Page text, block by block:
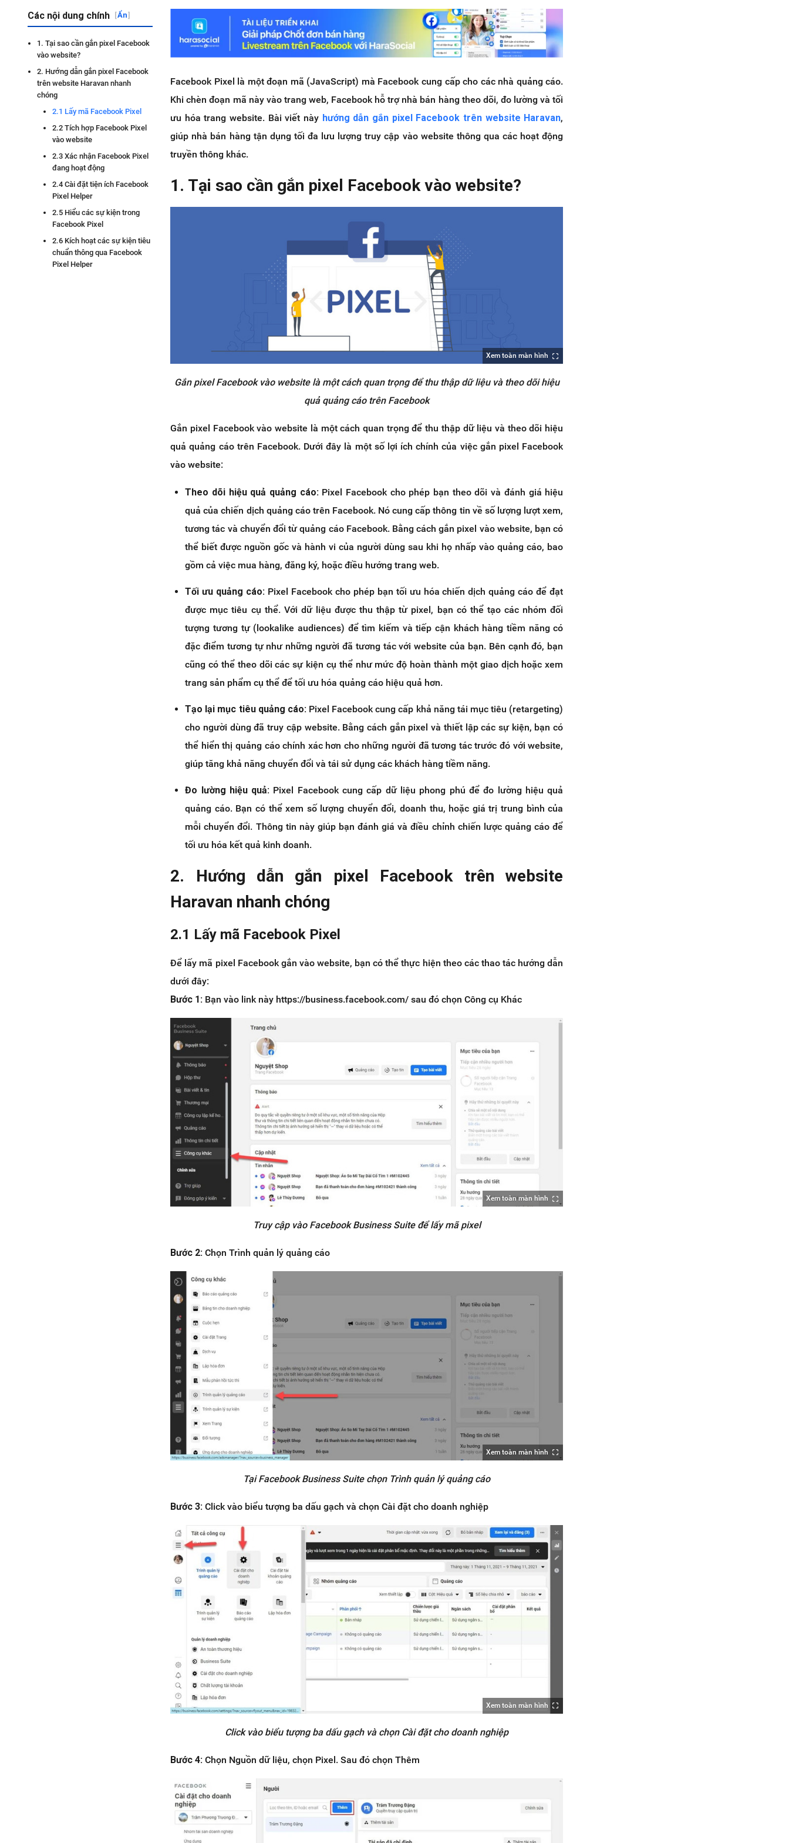
Các nội dung chính [Ẩn]
1. Tại sao cần gắn pixel Facebook
vào website?
2. Hướng dẫn gắn pixel Facebook
trên website Haravan nhanh
chóng
2.1 Lấy mã Facebook Pixel
2.2 Tích hợp Facebook Pixel
vào website
2.3 Xác nhận Facebook Pixel
đang hoạt động
2.4 Cài đặt tiện ích Facebook
Pixel Helper
2.5 Hiểu các sự kiện trong
Facebook Pixel
2.6 Kích hoạt các sự kiện tiêu
chuẩn thông qua Facebook
Pixel Helper
Facebook Pixel là một đoạn mã (JavaScript) mà Facebook cung cấp cho các nhà quảng cáo.
Khi chèn đoạn mã này vào trang web, Facebook hỗ trợ nhà bán hàng theo dõi, đo lường và tối
ưu hóa trang website. Bài viết này hướng dẫn gắn pixel Facebook trên website Haravan,
giúp nhà bán hàng tận dụng tối đa lưu lượng truy cập vào website thông qua các hoạt động
truyền thông khác.
1. Tại sao cần gắn pixel Facebook vào website?
Xem toàn màn hình
Gắn pixel Facebook vào website là một cách quan trọng để thu thập dữ liệu và theo dõi hiệu
quả quảng cáo trên Facebook
Gắn pixel Facebook vào website là một cách quan trọng để thu thập dữ liệu và theo dõi hiệu
quả quảng cáo trên Facebook. Dưới đây là một số lợi ích chính của việc gắn pixel Facebook
vào website:
Theo dõi hiệu quả quảng cáo: Pixel Facebook cho phép bạn theo dõi và đánh giá hiệu
quả của chiến dịch quảng cáo trên Facebook. Nó cung cấp thông tin về số lượng lượt xem,
tương tác và chuyển đổi từ quảng cáo Facebook. Bằng cách gắn pixel vào website, bạn có
thể biết được nguồn gốc và hành vi của người dùng sau khi họ nhấp vào quảng cáo, bao
gồm cả việc mua hàng, đăng ký, hoặc điều hướng trang web.
Tối ưu quảng cáo: Pixel Facebook cho phép bạn tối ưu hóa chiến dịch quảng cáo để đạt
được mục tiêu cụ thể. Với dữ liệu được thu thập từ pixel, bạn có thể tạo các nhóm đối
tượng tương tự (lookalike audiences) để tìm kiếm và tiếp cận khách hàng tiềm năng có
đặc điểm tương tự như những người đã tương tác với website của bạn. Bên cạnh đó, bạn
cũng có thể theo dõi các sự kiện cụ thể như mức độ hoàn thành một giao dịch hoặc xem
trang sản phẩm cụ thể để tối ưu hóa quảng cáo hiệu quả hơn.
Tạo lại mục tiêu quảng cáo: Pixel Facebook cung cấp khả năng tái mục tiêu (retargeting)
cho người dùng đã truy cập website. Bằng cách gắn pixel và thiết lập các sự kiện, bạn có
thể hiển thị quảng cáo chính xác hơn cho những người đã tương tác trước đó với website,
giúp tăng khả năng chuyển đổi và tái sử dụng các khách hàng tiềm năng.
Đo lường hiệu quả: Pixel Facebook cung cấp dữ liệu phong phú để đo lường hiệu quả
quảng cáo. Bạn có thể xem số lượng chuyển đổi, doanh thu, hoặc giá trị trung bình của
mỗi chuyển đổi. Thông tin này giúp bạn đánh giá và điều chỉnh chiến lược quảng cáo để
tối ưu hóa kết quả kinh doanh.
2. Hướng dẫn gắn pixel Facebook trên website
Haravan nhanh chóng
2.1 Lấy mã Facebook Pixel
Để lấy mã pixel Facebook gắn vào website, bạn có thể thực hiện theo các thao tác hướng dẫn
dưới đây:
Bước 1: Bạn vào link này https://business.facebook.com/ sau đó chọn Công cụ Khác
Xem toàn màn hình
Truy cập vào Facebook Business Suite để lấy mã pixel
Bước 2:Chọn Trình quản lý quảng cáo
Xem toàn màn hình
Tại Facebook Business Suite chọn Trình quản lý quảng cáo
Bước 3: Click vào biểu tượng ba dấu gạch và chọn Cài đặt cho doanh nghiệp
Xem toàn màn hình
Click vào biểu tượng ba dấu gạch và chọn Cài đặt cho doanh nghiệp
Bước 4: Chọn Nguồn dữ liệu, chọn Pixel. Sau đó chọn Thêm